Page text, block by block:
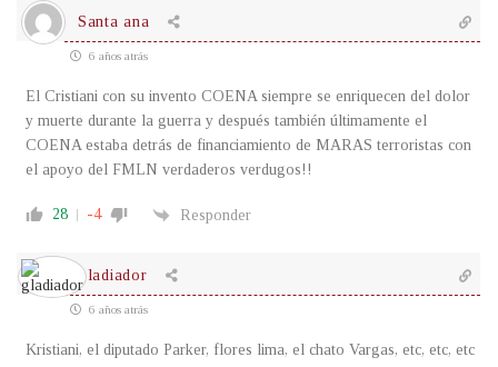
Santa ana
6 años atrás
El Cristiani con su invento COENA siempre se enriquecen del dolor
y muerte durante la guerra y después también últimamente el
COENA estaba detrás de financiamiento de MARAS terroristas con
el apoyo del FMLN verdaderos verdugos!!
28 -4 Responder
gladiador
6 años atrás
Kristiani, el diputado Parker, flores lima, el chato Vargas, etc, etc, etc